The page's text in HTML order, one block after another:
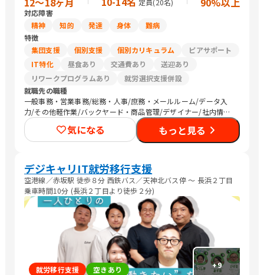
定員(20名)
対応障害
精神
知的 発達 身体
難病
特徴
集団支援
個別支援 個別カリキュラム
ピアサポート
IT特化
昼食あり 交通費あり
送迎あり
リワークプログラムあり
就労選択支援併設
就職先の職種
一般事務・営業事務/総務・人事/庶務・メールルーム/データ入
力/その他軽作業/バックヤード・商品管理/デザイナー/社内情報
システム/その他IT/ヘルプデスク/調理師/清掃
気になる もっと見る
デジキャリIT就労移行支援
空港線／赤坂駅 徒歩８分 西鉄バス／天神北バス停 〜 長浜２丁目
乗車時間10分 (長浜２丁目より徒歩２分)
+9
就労移行支援 空きあり